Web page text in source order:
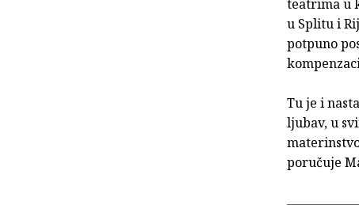
teatrima u
u Splitu i
potpuno
Tu je i
ljubav, u
poručuje